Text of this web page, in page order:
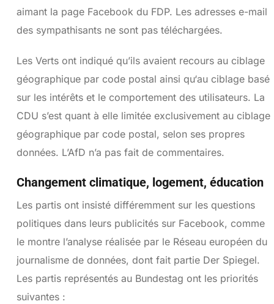
aimant la page Facebook du FDP. Les adresses e-mail
des sympathisants ne sont pas téléchargées.
Les Verts ont indiqué qu’ils avaient recours au ciblage
géographique par code postal ainsi qu‘au ciblage basé
sur les intérêts et le comportement des utilisateurs. La
CDU s’est quant à elle limitée exclusivement au ciblage
géographique par code postal, selon ses propres
données. L’AfD n’a pas fait de commentaires.
Changement climatique, logement, éducation
Les partis ont insisté différemment sur les questions
politiques dans leurs publicités sur Facebook, comme
le montre l’analyse réalisée par le Réseau européen du
journalisme de données, dont fait partie Der Spiegel.
Les partis représentés au Bundestag ont les priorités
suivantes :